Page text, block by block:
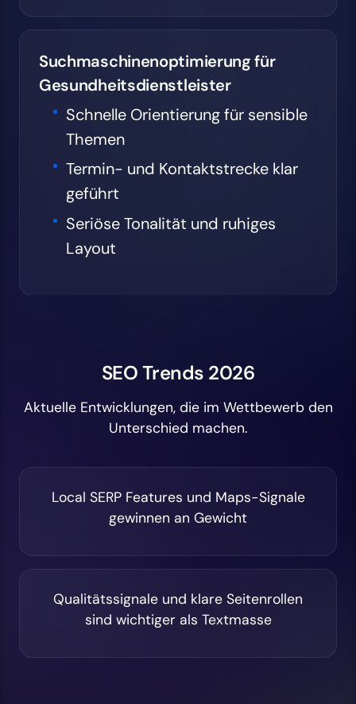
Suchmaschinenoptimierung für
Gesundheitsdienstleister
Schnelle Orientierung für sensible
Themen
Termin- und Kontaktstrecke klar
geführt
Seriöse Tonalität und ruhiges
Layout
SEO Trends 2026
Aktuelle Entwicklungen, die im Wettbewerb den
Unterschied machen.
Local SERP Features und Maps-Signale
gewinnen an Gewicht
Qualitätssignale und klare Seitenrollen
sind wichtiger als Textmasse